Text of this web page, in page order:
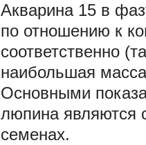
Акварина 15 в
по отношению к
соответственно
наибольшая
Основными
люпина являются
семенах.